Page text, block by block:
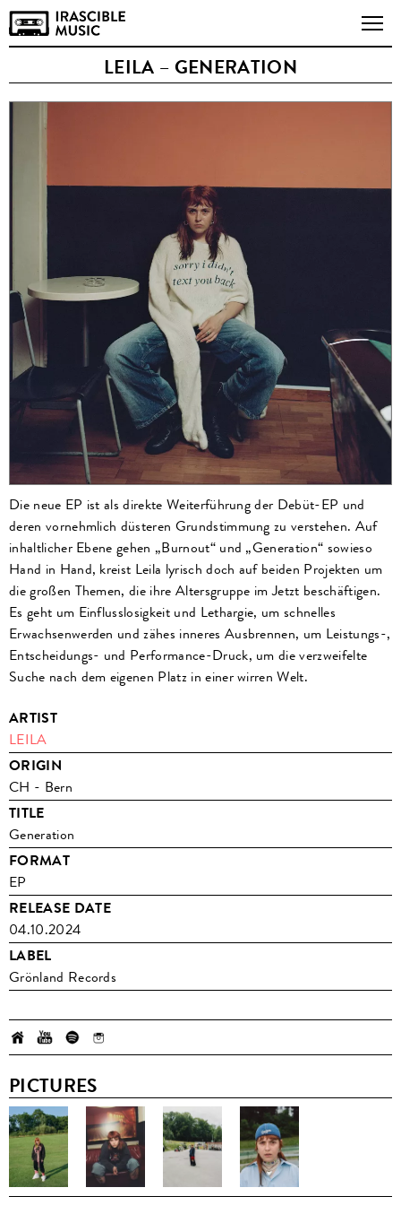
LEILA – GENERATION
Die neue EP ist als direkte Weiterführung der Debüt-EP und
deren vornehmlich düsteren Grundstimmung zu verstehen. Auf
inhaltlicher Ebene gehen „Burnout“ und „Generation“ sowieso
Hand in Hand, kreist Leila lyrisch doch auf beiden Projekten um
die großen Themen, die ihre Altersgruppe im Jetzt beschäftigen.
Es geht um Einflusslosigkeit und Lethargie, um schnelles
Erwachsenwerden und zähes inneres Ausbrennen, um Leistungs-,
Entscheidungs- und Performance-Druck, um die verzweifelte
Suche nach dem eigenen Platz in einer wirren Welt.
ARTIST
LEILA
ORIGIN
CH - Bern
TITLE
Generation
FORMAT
EP
RELEASE DATE
04.10.2024
LABEL
Grönland Records
PICTURES